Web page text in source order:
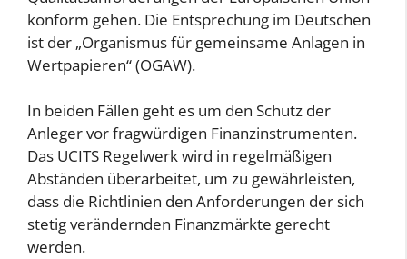
konform gehen. Die Entsprechung im Deutschen
ist der „Organismus für gemeinsame Anlagen in
Wertpapieren“ (OGAW).
In beiden Fällen geht es um den Schutz der
Anleger vor fragwürdigen Finanzinstrumenten.
Das UCITS Regelwerk wird in regelmäßigen
Abständen überarbeitet, um zu gewährleisten,
dass die Richtlinien den Anforderungen der sich
stetig verändernden Finanzmärkte gerecht
werden.